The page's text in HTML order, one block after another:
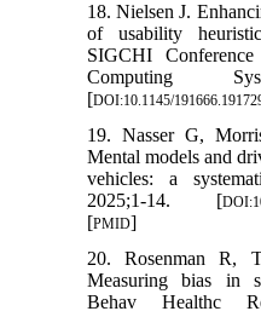
18. Nielsen J.
of usability
SIGCHI
Computing
[DOI:10.1145/
19. Nasser G,
Mental models and
vehicles: a
2025;1-14. [
[PMID]
20. Rosenman R,
Measuring bias in
Behav Healthc